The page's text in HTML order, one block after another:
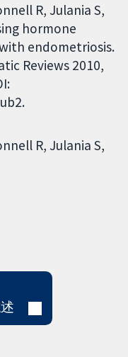
R, Julania S,
hormone
endometriosis.
Reviews 2010,
R Julania S